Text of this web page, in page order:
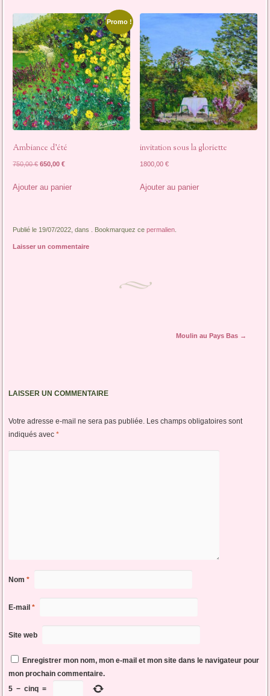
Promo !
Ambiance d’été
750,00€ Le
initial
650,00€Le
actuel
Ajouter au panier
invitation sous la gloriette
1800,00€
Ajouter au panier
Publié le 19/07/2022, dans . Bookmarquez cepermalien
Laisser un commentaire
Moulin au Pays Bas →
LAISSER UN COMMENTAIRE
Votre adresse e-mail ne sera pas publiée. Les champs obligatoires sont
indiqués avec *
Nom *
E-mail *
Site web
Enregistrer mon nom, mon e-mail et mon site dans le navigateur pour
mon prochain commentaire.
5 − cinq =